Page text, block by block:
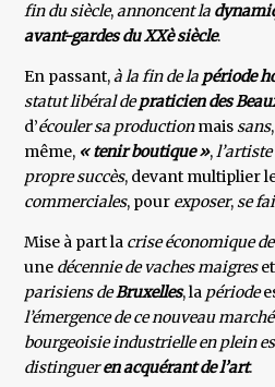
fin du siècle,annoncent la
avant-gardes du XXè siècle.
En passant,à la fin de la période
statut libéral depraticien des
d’écouler sa productionmaissans
même, « tenir boutique »,
propre succès, devant multiplier
commerciales, pour exposer,se
Mise à part la crise économique
une décennie de vaches maigres
parisiens deBruxelles, la période
l’émergence de ce nouveau marché
bourgeoisie industrielle en plein
distingueren acquérant de l’art.